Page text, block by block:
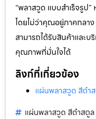
“พลาสวูด แบบสำเร็จรูป
โดยไม่ว่าคุณอยู่ภาคกลา
สามารถได้รับสินค้าและบ
คุณภาพที่มั่นใจได้
ลิงก์ที่เกี่ยวข้อง
แผ่นพลาสวูด สีดำ
แผ่นพลาสวูด สีดำสตูล